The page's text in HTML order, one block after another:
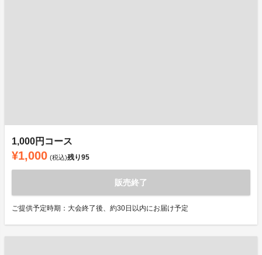
1,000円コース
¥1,000 (税込)残り95
販売終了
ご提供予定時期：大会終了後、約30日以内にお届け予定